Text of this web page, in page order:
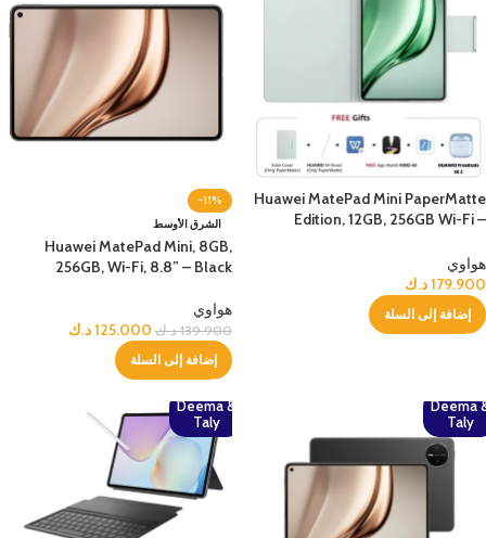
Huawei MatePad Mini PaperMatte
Edition, 12GB, 256GB Wi-Fi –
هواوي
179.900د.ك
إضافة إلى السلة
-11%
الشرق الأوسط
Huawei MatePad Mini, 8GB,
256GB, Wi-Fi, 8.8” – Black
هواوي
139.900 د.ك 125.000د.ك
إضافة إلى السلة
Deema
Taly
Deema &
Taly